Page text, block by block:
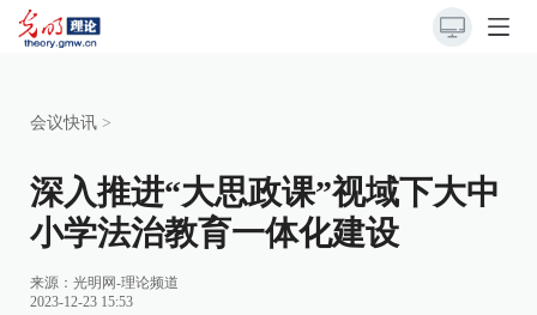
会议快讯 >
深入推进“大思政课”视域下大中
小学法治教育一体化建设
来源： 光明网-理论频道
2023-12-23 15:53